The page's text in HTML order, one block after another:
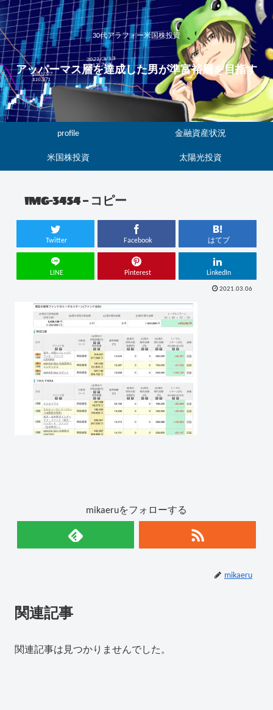
30代アラフォー米国株投資
アッパーマス層を達成した男が準富裕層を目指す
profile 金融資産状況
米国株投資 太陽光投資
IMG-3454 – コピー
Twitter Facebook はてブ
LINE Pinterest LinkedIn
2021.03.06
mikaeruをフォローする
mikaeru
関連記事
関連記事は見つかりませんでした。